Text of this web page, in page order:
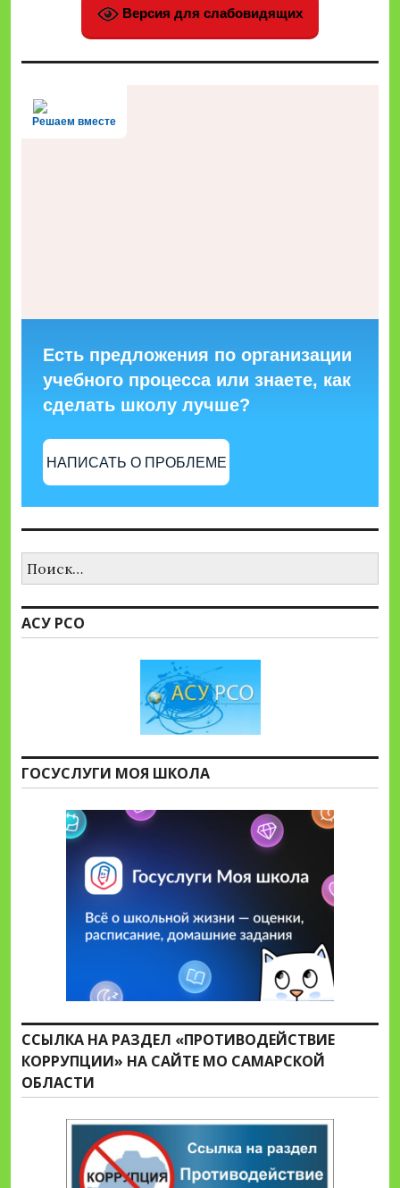
Версия для слабовидящих
Решаем вместе
Есть предложения по организации
учебного процесса или знаете, как
сделать школу лучше?
НАПИСАТЬ О ПРОБЛЕМЕ
АСУ РСО
ГОСУСЛУГИ МОЯ ШКОЛА
ССЫЛКА НА РАЗДЕЛ «ПРОТИВОДЕЙСТВИЕ
КОРРУПЦИИ» НА САЙТЕ МО САМАРСКОЙ
ОБЛАСТИ